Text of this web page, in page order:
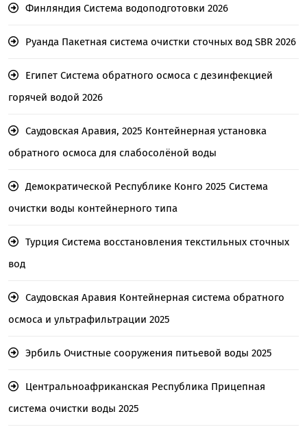
Финляндия Система водоподготовки 2026
Руанда Пакетная система очистки сточных вод SBR 2026
Египет Система обратного осмоса с дезинфекцией
горячей водой 2026
Саудовская Аравия, 2025 Контейнерная установка
обратного осмоса для слабосолёной воды
Демократической Республике Конго 2025 Система
очистки воды контейнерного типа
Турция Система восстановления текстильных сточных
вод
Саудовская Аравия Контейнерная система обратного
осмоса и ультрафильтрации 2025
Эрбиль Очистные сооружения питьевой воды 2025
Центральноафриканская Республика Прицепная
система очистки воды 2025